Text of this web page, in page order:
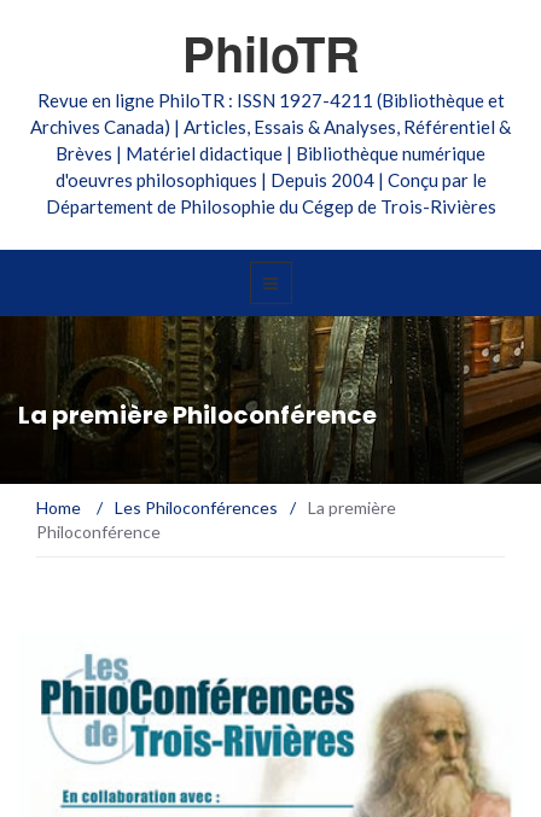
PhiloTR
Revue en ligne PhiloTR : ISSN 1927-4211 (Bibliothèque et
Archives Canada) | Articles, Essais & Analyses, Référentiel &
Brèves | Matériel didactique | Bibliothèque numérique
d'oeuvres philosophiques | Depuis 2004 | Conçu par le
Département de Philosophie du Cégep de Trois-Rivières
La première Philoconférence
Home / Les Philoconférences / La première
Philoconférence